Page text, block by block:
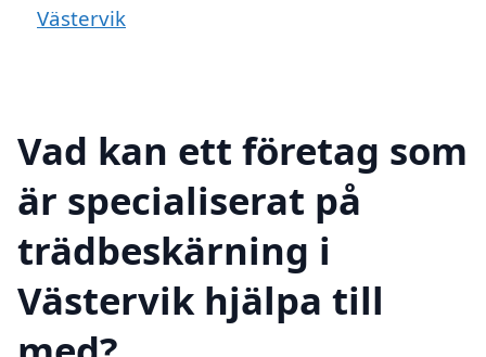
Västervik
Vad kan ett företag som
är specialiserat på
trädbeskärning i
Västervik hjälpa till